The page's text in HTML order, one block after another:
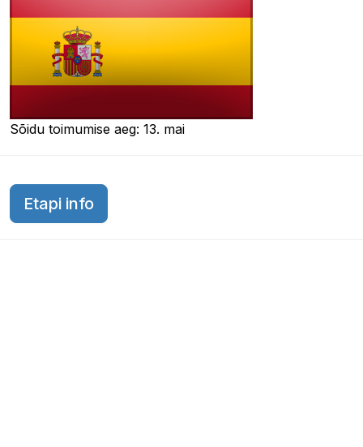
Sõidu toimumise aeg: 13. mai
Etapi infoHispaania GP 2007